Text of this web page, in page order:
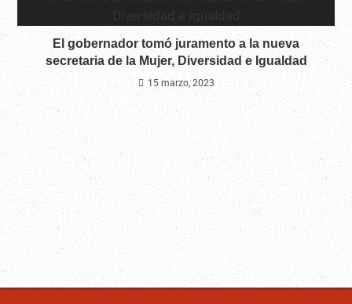
El gobernador tomó juramento a la nueva
secretaria de la Mujer, Diversidad e Igualdad
15 marzo, 2023